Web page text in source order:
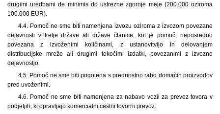
drugimi uredbami de minimis do ustrezne zgornje meje (200.000 oziroma
100.000 EUR).
4.4. Pomoč ne sme biti namenjena izvozu oziroma z izvozom povezane
dejavnosti v tretje države ali države članice, kot je pomoč, neposredno
povezana z izvoženimi količinami, z ustanovitvijo in delovanjem
distribucijske mreže ali drugimi tekočimi izdatki, povezanimi z izvozno
dejavnostjo.
4.5. Pomoč ne sme biti pogojena s prednostno rabo domačih proizvodov
pred uvoženimi.
4.6. Pomoč ne sme biti namenjena za nabavo vozil za prevoz tovora v
podjetjih, ki opravljajo komercialni cestni tovorni prevoz.